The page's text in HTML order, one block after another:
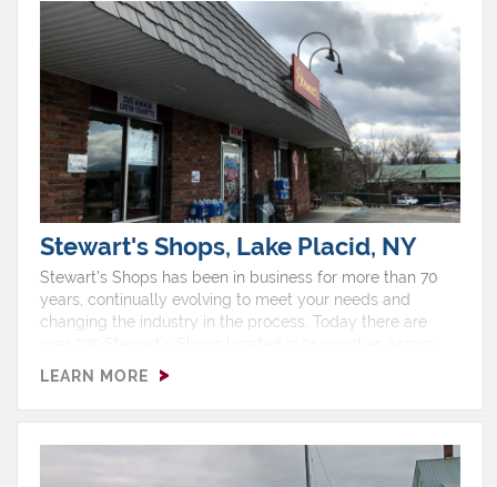
12:00 AMSaturday 5:00 AM - 12:00 AMSunday 5:00 AM -
12:00 AMShop Features: Ice Cream, ATM, EBT, Free Air,
Gas, Non Ethanol, Pizza, Restroom
Stewart's Shops, Lake Placid, NY
Stewart’s Shops has been in business for more than 70
years, continually evolving to meet your needs and
changing the industry in the process. Today there are
upstate New York and southern Vermont, with two thirds
AMTuesday 5:00 AM - 12:00 AMWednesday 5:00 AM -
12:00 AMSaturday 5:00 AM - 12:00 AMSunday 5:00 AM -
12:00 AMShop Features: Ice Cream, ATM, EBT, Free Air,
LEARN MORE